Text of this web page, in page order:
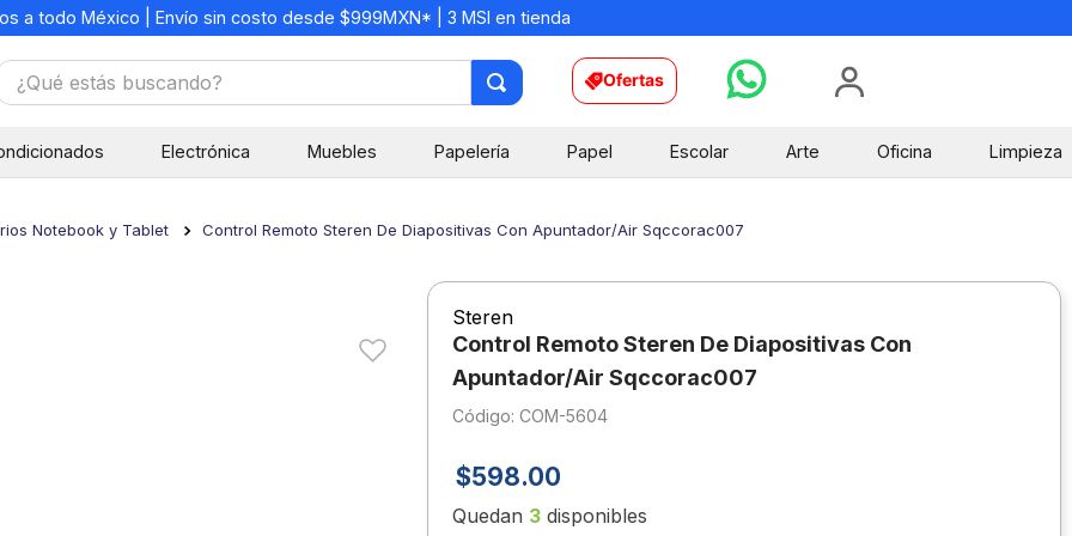
a todo México | Envío sin costo desde $999MXN* | 3 MSI en tienda
estás buscando? Ofertas
Electrónica Muebles Papelería Papel Escolar Arte Oficina Limpieza
Notebook y Tablet Control Remoto Steren De Diapositivas Con Apuntador/Air Sqccorac007
Steren
Control Remoto Steren De Diapositivas Con
Apuntador/Air Sqccorac007
: COM-5604
$598.00
Quedan 3disponibles